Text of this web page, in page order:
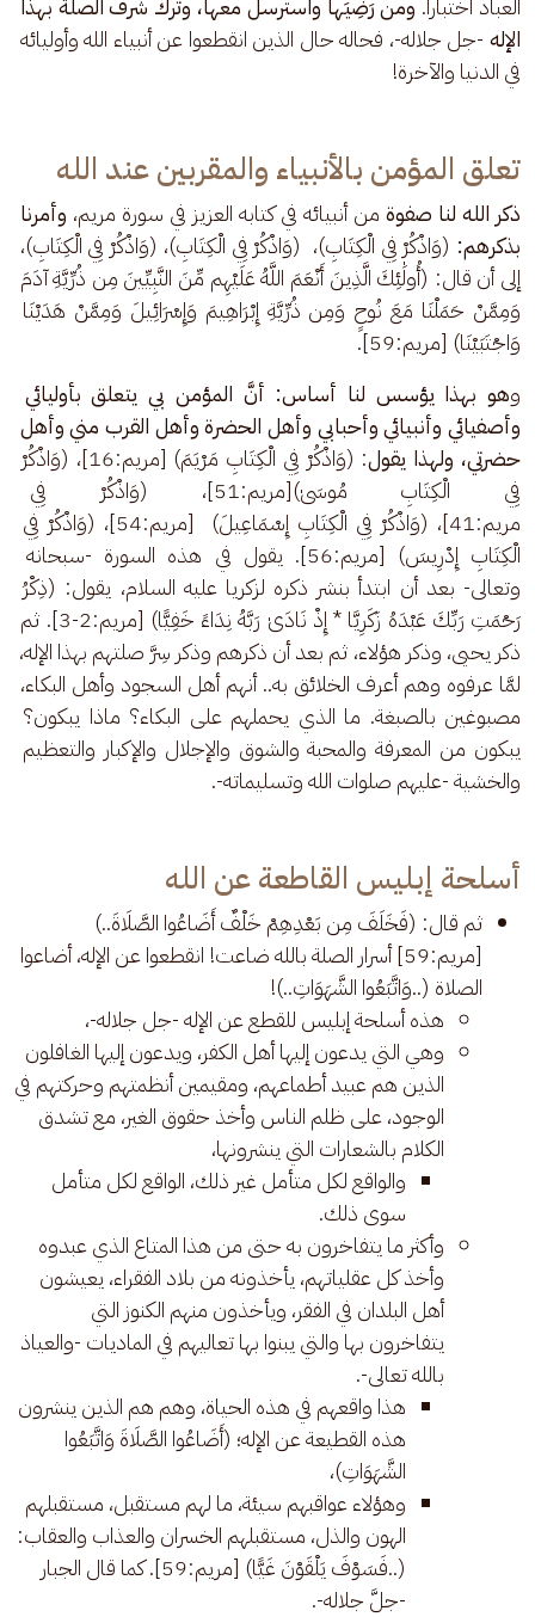
الإله -جل جلاله-، فحاله حال الذين انقطعوا عن أنبياء الله وأوليائه
في الدنيا والآخرة!
تعلق المؤمن بالأنبياء والمقربين عند الله
ذكر الله لنا صفوة من أنبيائه في كتابه العزيز في سورة مريم، وأمرنا
بذكرهم: (وَاذْكُرْ فِي الْكِتَابِ)،  (وَاذْكُرْ فِي الْكِتَابِ)، (وَاذْكُرْ فِي الْكِتَابِ)،
إلى أن قال: (أُولَٰئِكَ الَّذِينَ أَنْعَمَ اللَّهُ عَلَيْهِم مِّنَ النَّبِيِّينَ مِن ذُرِّيَّةِ آدَمَ
وَمِمَّنْ حَمَلْنَا مَعَ نُوحٍ وَمِن ذُرِّيَّةِ إِبْرَاهِيمَ وَإِسْرَائِيلَ وَمِمَّنْ هَدَيْنَا
وَاجْتَبَيْنَا) [مريم:59].
وهو بهذا يؤسس لنا أساس: أنَّ المؤمن بي يتعلق بأوليائي
وأصفيائي وأنبيائي وأحبابي وأهل الحضرة وأهل القرب مني وأهل
حضرتي، ولهذا يقول
: (وَاذْكُرْ فِي الْكِتَابِ مَرْيَمَ) [مريم:16]، (وَاذْكُرْ
فِي الْكِتَابِ مُوسَىٰ)[مريم:51]،
مريم:41]، (وَاذْكُرْ فِي الْكِتَابِ إِسْمَاعِيلَ)  [مريم:54]، (وَاذْكُرْ فِي
الْكِتَابِ إِدْرِيسَ) [مريم:56]. يقول في هذه السورة -سبحانه
وتعالى- بعد أن ابتدأ بنشر ذكره لزكريا عليه السلام، يقول: (ذِكْرُ
رَحْمَتِ رَبِّكَ عَبْدَهُ زَكَرِيَّا * إِذْ نَادَىٰ رَبَّهُ نِدَاءً خَفِيًّا) [مريم:2-3]. ثم
ذكر يحيى، وذكر هؤلاء، ثم بعد أن ذكرهم وذكر سِرَّ صلتهم بهذا الإله،
لمَّا عرفوه وهم أعرف الخلائق به.. أنهم أهل السجود وأهل البكاء،
مصبوغين بالصبغة. ما الذي يحملهم على البكاء؟ ماذا يبكون؟
يبكون من المعرفة والمحبة والشوق والإجلال والإكبار والتعظيم
والخشية -عليهم صلوات الله وتسليماته-.
أسلحة إبليس القاطعة عن الله
ثم قال: (فَخَلَفَ مِن بَعْدِهِمْ خَلْفٌ أَضَاعُوا الصَّلَاةَ..)
[مريم:59] أسرار الصلة بالله ضاعت! انقطعوا عن الإله، أضاعوا
الصلاة (..وَاتَّبَعُوا الشَّهَوَاتِ..)!
هذه أسلحة إبليس للقطع عن الإله -جل جلاله-،
وهي التي يدعون إليها أهل الكفر، ويدعون إليها الغافلون
الذين هم عبيد أطماعهم، ومقيمين أنظمتهم وحركتهم في
الوجود، على ظلم الناس وأخذ حقوق الغير، مع تشدق
الكلام بالشعارات التي ينشرونها،
والواقع لكل متأمل غير ذلك، الواقع لكل متأمل
سوى ذلك.
وأكثر ما يتفاخرون به حتى من هذا المتاع الذي عبدوه
وأخذ كل عقلياتهم، يأخذونه من بلاد الفقراء، يعيشون
أهل البلدان في الفقر، ويأخذون منهم الكنوز التي
يتفاخرون بها والتي يبنوا بها تعاليهم في الماديات -والعياذ
بالله تعالى-.
هذا واقعهم في هذه الحياة، وهم هم الذين ينشرون
هذه القطيعة عن الإله؛ (أَضَاعُوا الصَّلَاةَ وَاتَّبَعُوا
الشَّهَوَاتِ)،
وهؤلاء عواقبهم سيئة، ما لهم مستقبل، مستقبلهم
الهون والذل، مستقبلهم الخسران والعذاب والعقاب:
(..فَسَوْفَ يَلْقَوْنَ غَيًّا) [مريم:59]. كما قال الجبار
-جلَّ جلاله-.